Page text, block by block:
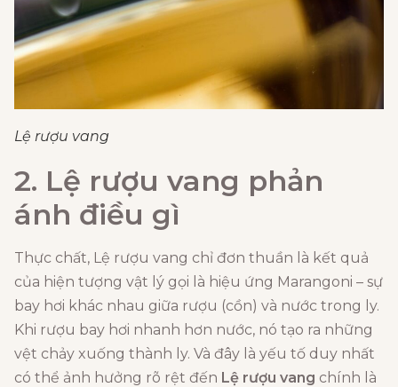
Lệ rượu vang
2. Lệ rượu vang phản
ánh điều gì
Thực chất, Lệ rượu vang chỉ đơn thuần là kết quả
của hiện tượng vật lý gọi là hiệu ứng Marangoni – sự
bay hơi khác nhau giữa rượu (cồn) và nước trong ly.
Khi rượu bay hơi nhanh hơn nước, nó tạo ra những
vệt chảy xuống thành ly. Và đây là yếu tố duy nhất
có thể ảnh hưởng rõ rệt đến Lệ rượu vang chính là